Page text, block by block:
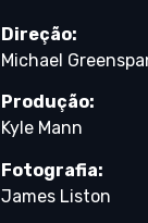
Direção:
Michael
Produção:
Kyle Mann
Fotografia:
James Liston